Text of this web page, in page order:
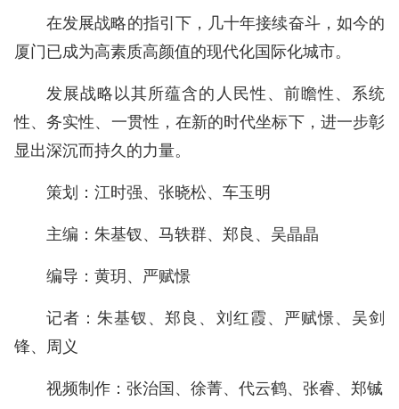
在发展战略的指引下，几十年接续奋斗，如今的
厦门已成为高素质高颜值的现代化国际化城市。
发展战略以其所蕴含的人民性、前瞻性、系统
性、务实性、一贯性，在新的时代坐标下，进一步彰
显出深沉而持久的力量。
策划：江时强、张晓松、车玉明
主编：朱基钗、马轶群、郑良、吴晶晶
编导：黄玥、严赋憬
记者：朱基钗、郑良、刘红霞、严赋憬、吴剑
锋、周义
视频制作：张治国、徐菁、代云鹤、张睿、郑铖